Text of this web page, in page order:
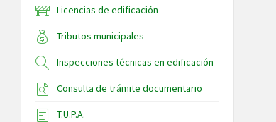
Licencias de edificación
Tributos municipales
Inspecciones técnicas en edificación
Consulta de trámite documentario
T.U.P.A.